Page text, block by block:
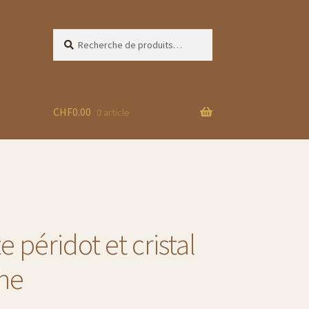
pour :
:
CHF0.00 0 article
péridot et cristal